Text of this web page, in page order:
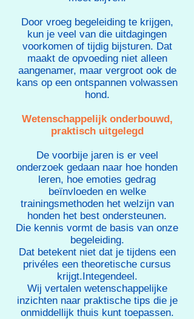
Door vroeg begeleiding te krijgen,
kun je veel van die uitdagingen
voorkomen of tijdig bijsturen. Dat
maakt de opvoeding niet alleen
aangenamer, maar vergroot ook de
kans op een ontspannen volwassen
hond.​
Wetenschappelijk onderbouwd,
praktisch uitgelegd
De voorbije jaren is er veel
onderzoek gedaan naar hoe honden
leren, hoe emoties gedrag
beïnvloeden en welke
trainingsmethoden het welzijn van
honden het best ondersteunen.
Die kennis vormt de basis van onze
begeleiding.
Dat betekent niet dat je tijdens een
privéles een theoretische cursus
krijgt.Integendeel.
Wij vertalen wetenschappelijke
inzichten naar praktische tips die je
onmiddellijk thuis kunt toepassen.